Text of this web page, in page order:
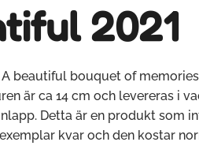
2021
beautiful bouquet of
är ca 14 cm och levereras i
Detta är en produkt som
kvar och den kostar